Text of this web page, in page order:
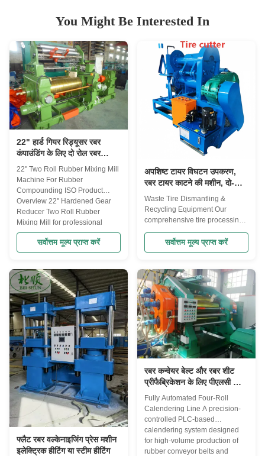
You Might Be Interested In
22" हार्ड गियर रिड्यूसर रबर
कंपाउंडिंग के लिए दो रोल रबर
मिक्सिंग मिल मशीन आईएसओ
प्रमाणित
22" Two Roll Rubber Mixing Mill
Machine For Rubber
Compounding ISO Product
Overview 22" Hardened Gear
Reducer Two Roll Rubber
Mixing Mill for professional
rubber compounding
applications. This industrial
mixing mill is designed for
materials with precision and ...
सर्वोत्तम मूल्य प्राप्त करें
अपशिष्ट टायर विघटन उपकरण,
रबर टायर काटने की मशीन, दो-
शाफ्ट स्क्रैडर, रबर ब्लॉक बनाने की
मशीन उपकरण
Waste Tire Dismantling &
Recycling Equipment Our
comprehensive tire processing
system includes rubber tire
cutting machines, dual-shaft
shredders, and rubber block
efficient waste tire recycling and
material recovery. Tire Cutting
Machine Overview A
specialized ...
सर्वोत्तम मूल्य प्राप्त करें
फ्लैट रबर वल्केनाइजिंग प्रेस मशीन
इलेक्ट्रिक हीटिंग या स्टीम हीटिंग
रबर कन्वेयर बेल्ट और रबर शीट
प्रीफैब्रिकेशन के लिए पीएलसी का
उपयोग करके एक पूरी तरह से
स्वचालित, सटीक-नियंत्रित चार-
रोल कैलेंडरिंग लाइन का उपयोग
किया जाता है।
Fully Automated Four-Roll
Calendering Line A precision-
controlled PLC-based
calendering system designed
for high-volume production of
rubber conveyor belts and